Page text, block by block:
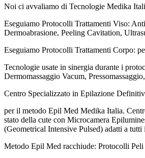
Noi ci avvaliamo di Tecnologie Medika
Eseguiamo Protocolli Trattamenti Viso:
Dermoabrasione, Peeling Cavitation,
Eseguiamo Protocolli Trattamenti Corpo:
Tecnologie usate in sinergia durante i
Dermomassaggio Vacum,
Centro Specializzato in Epilazione
per il metodo Epil Med Medika Italia.
stato della cute con Microcamera
(Geometrical Intensive Pulsed) adatti a
Metodo Epil Med racchiude: Protocolli